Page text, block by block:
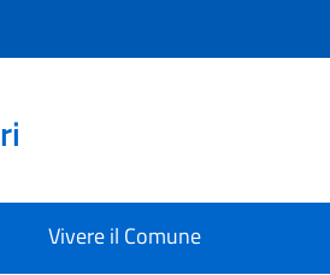
Vivere il Comune